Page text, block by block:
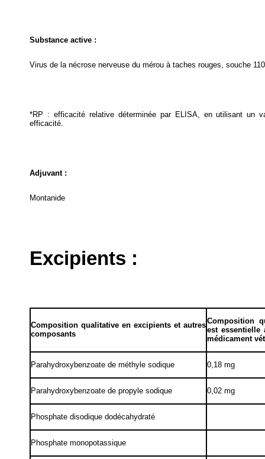
Substance active :
Virus de la nécrose nerveuse du mérou à taches rouges, souche
*RP : efficacité relative déterminée par ELISA, en utilisant un
efficacité.
Adjuvant :
Montanide
Excipients :
Composition qualitative en excipients et autres
composants
Composition
est essentielle
médicament
Parahydroxybenzoate de méthyle sodique 0,18 mg
Parahydroxybenzoate de propyle sodique 0,02 mg
Phosphate disodique dodécahydraté
Phosphate monopotassique